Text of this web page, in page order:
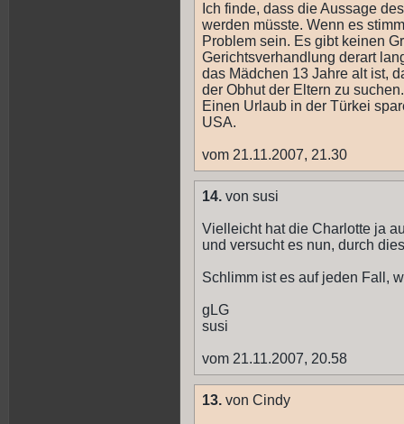
Ich finde, dass die Aussage
werden müsste. Wenn es
Problem sein. Es gibt keinen
Gerichtsverhandlung derart
das Mädchen 13 Jahre alt ist,
der Obhut der Eltern zu
Einen Urlaub in der Türkei
USA.
vom 21.11.2007, 21.30
14. von susi
Vielleicht hat die Charlotte ja
und versucht es nun, durch
Schlimm ist es auf jeden Fall,
gLG
susi
vom 21.11.2007, 20.58
13. von Cindy